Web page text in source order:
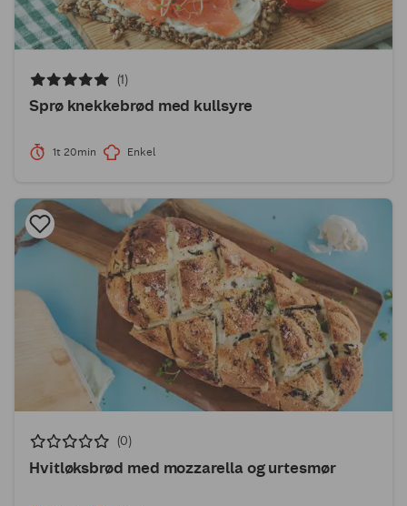
(1)
Sprø knekkebrød med kullsyre
1t 20min Enkel
(0)
Hvitløksbrød med mozzarella og urtesmør